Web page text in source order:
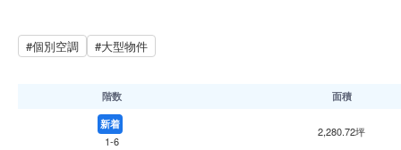
#個別空調 #大型物件
階数 面積
新着
1-6
2,280.72坪